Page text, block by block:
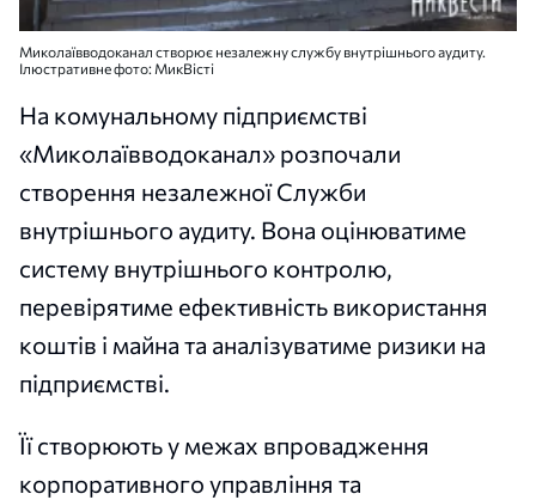
Миколаївводоканал створює незалежну службу внутрішнього аудиту.
Ілюстративне фото: МикВісті
На комунальному підприємстві
«Миколаївводоканал» розпочали
створення незалежної Служби
внутрішнього аудиту. Вона оцінюватиме
систему внутрішнього контролю,
перевірятиме ефективність використання
коштів і майна та аналізуватиме ризики на
підприємстві.
Її створюють у межах впровадження
корпоративного управління та